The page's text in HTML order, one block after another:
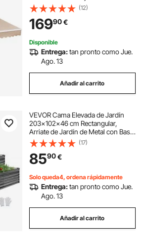
Viento/UV/Resistente al Agua Toldo
Sombrilla Poliéster con Manivela
para Patio, Terraza, Jardín, Balcón
(12)
16990€
Disponible
Entrega:tan pronto como Jue.
Ago. 13
Añadir al carrito
VEVOR Cama Elevada de Jardín
203x102x46 cm Rectangular,
Arriate de Jardín de Metal con Base
Abierta, para Cultivo de Flores
Plantas con Accesorios para
Terraza Patio Balcón, 2 Piezas, Gris
Oscuro
(17)
8590€
Solo queda4, ordena rápidamente
Entrega:tan pronto como Jue.
Ago. 13
Añadir al carrito